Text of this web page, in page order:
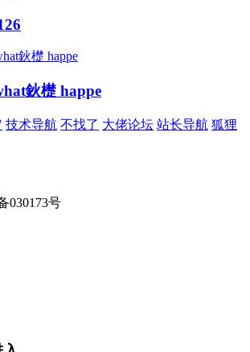
鈥檚 happe
技术导航 不找了 大佬论坛 站长导航 狐狸
030173号